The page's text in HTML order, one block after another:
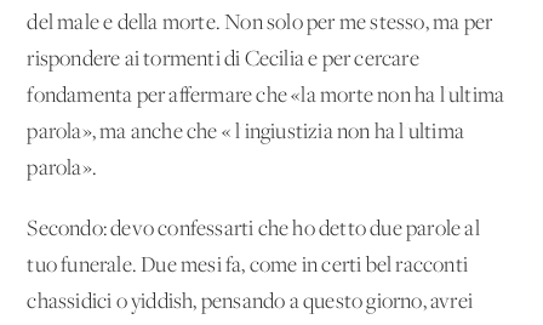
del male e della morte. Non solo per me stesso, ma per
rispondere ai tormenti di Cecilia e per cercare
fondamenta per affermare che «la morte non ha l'ultima
parola», ma anche che « l'ingiustizia non ha l'ultima
parola».
Secondo: devo confessarti che ho detto due parole al
tuo funerale. Due mesi fa, come in certi bel racconti
chassidici o yiddish, pensando a questo giorno, avrei